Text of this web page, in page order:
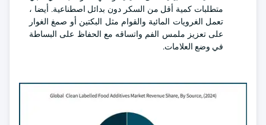
متطلبات كمية أقل من السكر دون بدائل اصطناعية. أيضا ،
تعمل الغرويات المائية والقوام مثل البكتين أو صمغ الغوار
على تعزيز ملمس الفم واتساقه مع الحفاظ على البساطة
في وضع العلامات.